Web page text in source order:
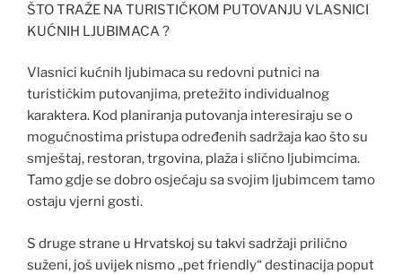
ŠTO TRAŽE NA TURISTIČKOM PUTOVANJU VLASNICI
KUĆNIH LJUBIMACA ?
Vlasnici kućnih ljubimaca su redovni putnici na
turističkim putovanjima, pretežito individualnog
karaktera. Kod planiranja putovanja interesiraju se o
mogućnostima pristupa određenih sadržaja kao što su
smještaj, restoran, trgovina, plaža i slično ljubimcima.
Tamo gdje se dobro osjećaju sa svojim ljubimcem tamo
ostaju vjerni gosti.
S druge strane u Hrvatskoj su takvi sadržaji prilično
suženi, još uvijek nismo „pet friendly“ destinacija poput